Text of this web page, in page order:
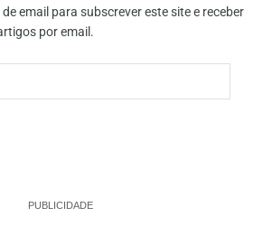
email para subscrever este site e receber
por email.
PUBLICIDADE